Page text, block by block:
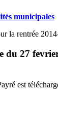
municipales
la rentrée
du 27
est